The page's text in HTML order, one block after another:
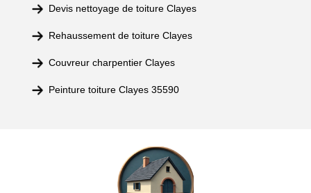
Devis nettoyage de toiture Clayes
Rehaussement de toiture Clayes
Couvreur charpentier Clayes
Peinture toiture Clayes 35590